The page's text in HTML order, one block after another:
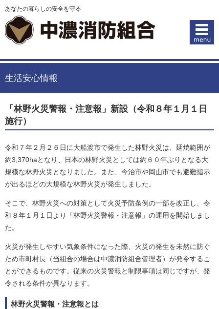
あなたの暮らしの安全を守る
生活安心情報
「林野火災警報・注意報」新設（令和８年１月１日
施行）
令和７年２月２６日に大船渡市で発生した林野火災は、延焼範囲が
約3,370haとなり、日本の林野火災としては約６０年ぶりとなる大
規模な林野火災となりました。また、今治市や岡山市でも避難指示
が出るほどの大規模な林野火災が発生しました。
そこで、林野火災への対策として火災予防条例の一部を改正し、令
和８年１月１日より「林野火災警報・注意報」の運用を開始しまし
た。
火災が発生しやすい気象条件になった際、火災の発生を未然に防ぐ
ため市町村長（当組合の場合は中濃消防組合管理者）が発令するこ
とができるものです。従来の火災警報と制限事項は同じですが、発
令される条件が異なります。
林野火災警報・注意報とは